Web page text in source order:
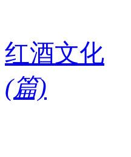
红酒文化
(篇)